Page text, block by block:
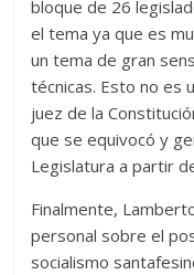
bloque de 26
el tema ya que es
un tema de gran
técnicas. Esto no es
juez de la
que se equivocó y
Legislatura a partir
Finalmente,
personal sobre el
socialismo